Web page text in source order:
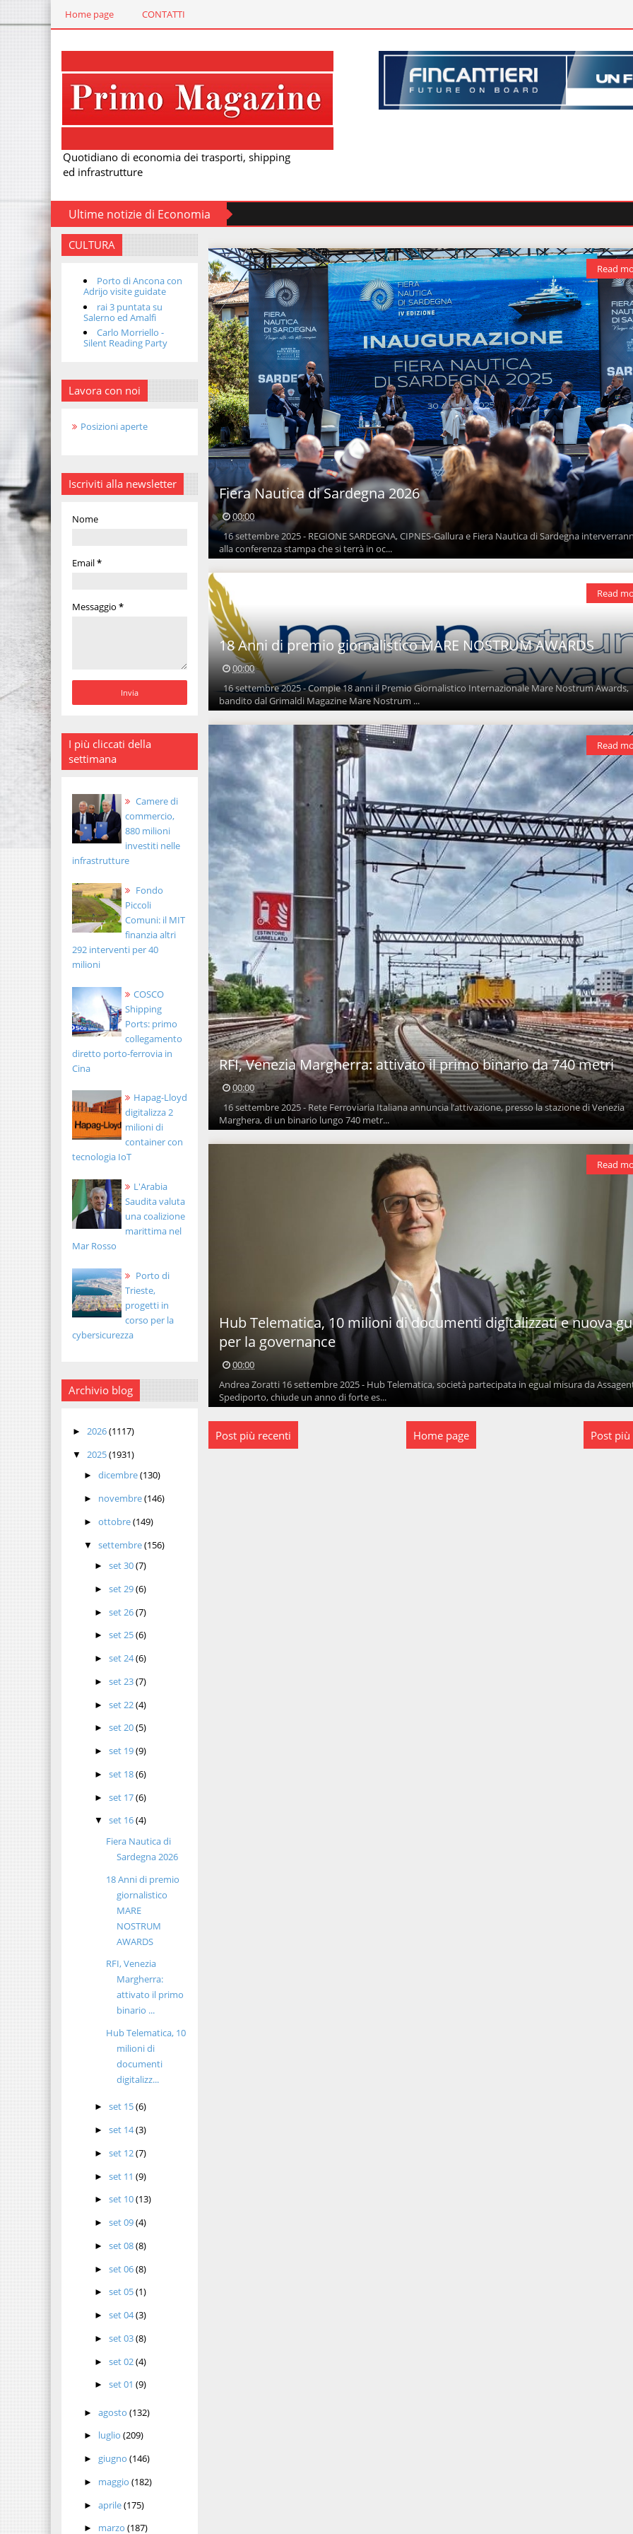
Home page CONTATTI
Quotidiano di economia dei trasporti, shipping
ed infrastrutture
Ultime notizie di Economia
i container, diminuiscono i ricavi armatoriali
CULTURA
Porto di Ancona con
Adrijo visite guidate
rai 3 puntata su
Salerno ed Amalfi
Carlo Morriello -
Silent Reading Party
Lavora con noi
Posizioni aperte
Iscriviti alla newsletter
Nome
Email*
Messaggio *
I più cliccati della
settimana
Camere di
commercio,
880 milioni
investiti nelle
infrastrutture
Fondo
Piccoli
Comuni: il MIT
finanzia altri
292 interventi per 40
milioni
COSCO
Shipping
Ports: primo
collegamento
diretto porto-ferrovia in
Cina
Hapag-Lloyd
digitalizza 2
milioni di
container con
tecnologia IoT
L'Arabia
Saudita valuta
una coalizione
marittima nel
Mar Rosso
Porto di
Trieste,
progetti in
corso per la
cybersicurezza
Archivio blog
► 2026(1117)
▼ 2025(1931)
► dicembre(130)
► novembre(146)
► ottobre(149)
▼ settembre(156)
►set 30(7)
►set 29(6)
►set 26(7)
►set 25(6)
►set 24(6)
►set 23(7)
►set 22(4)
►set 20(5)
►set 19(9)
►set 18(6)
►set 17(6)
▼set 16(4)
Fiera Nautica di
Sardegna 2026
18 Anni di premio
giornalistico
MARE
NOSTRUM
AWARDS
RFI, Venezia
Margherra:
attivato il primo
binario ...
Hub Telematica, 10
milioni di
documenti
digitalizz...
►set 15(6)
►set 14(3)
►set 12(7)
►set 11(9)
►set 10(13)
►set 09(4)
►set 08(8)
►set 06(8)
►set 05(1)
►set 04(3)
►set 03(8)
►set 02(4)
►set 01(9)
► agosto (132)
► luglio (209)
► giugno (146)
► maggio (182)
► aprile(175)
► marzo (187)
Fiera Nautica di Sardegna 2026
00:00
16 settembre 2025 - REGIONE SARDEGNA, CIPNES-Gallura e Fiera Nautica di Sardegna
alla conferenza stampa che si terrà in oc...
Read
18 Anni di premio giornalistico MARE NOSTRUM AWARDS
00:00
16 settembre 2025 - Compie 18 anni il Premio Giornalistico Internazionale Mare Nostrum Awards,
bandito dal Grimaldi Magazine Mare Nostrum ...
Read
RFI, Venezia Margherra: attivato il primo binario da 740 metri
00:00
16 settembre 2025 - Rete Ferroviaria Italiana annuncia l’attivazione, presso la stazione di Venezia
Marghera, di un binario lungo 740 metr...
Read
Hub Telematica, 10 milioni di documenti digitalizzati e nuova
per la governance
00:00
Andrea Zoratti 16 settembre 2025 - Hub Telematica, società partecipata in egual misura da
Spediporto, chiude un anno di forte es...
Read
Post più recenti Post
Home page